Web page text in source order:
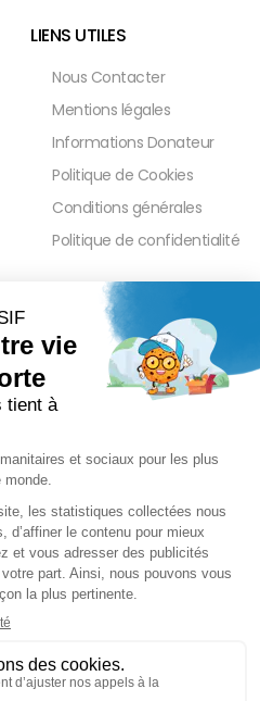
LIENS UTILES
Nous Contacter
Mentions légales
Informations Donateur
Politique de Cookies
Conditions générales
Politique de confidentialité
PRESSE ET PARTENAIRE
Contact Presse
Communiqués de Presse
Actualités Presse